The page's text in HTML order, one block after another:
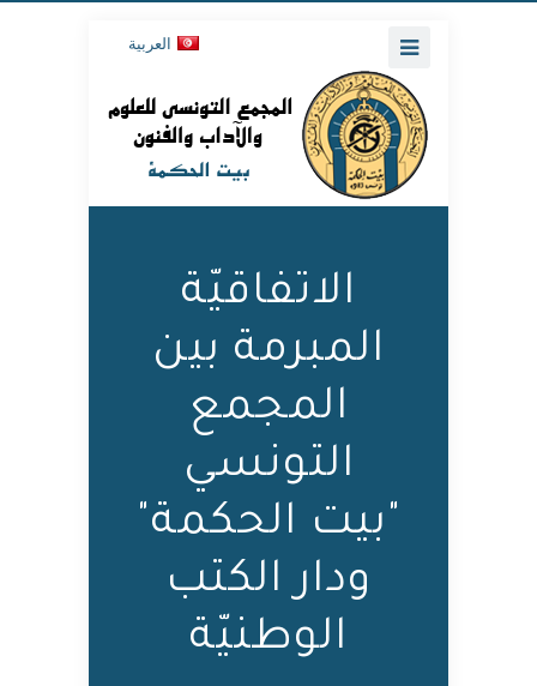
العربية
الاتفاقيّة
المبرمة بين
المجمع
التونسي
"بيت الحكمة"
ودار الكتب
الوطنيّة